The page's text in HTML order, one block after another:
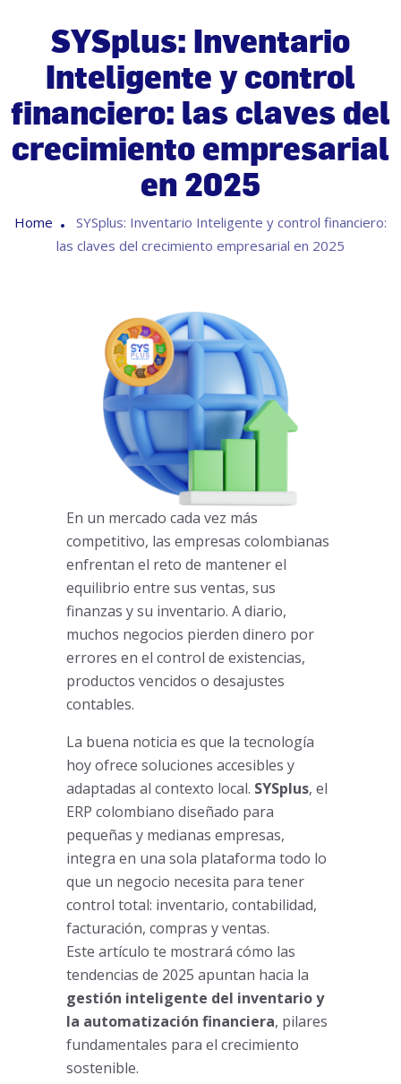
SYSplus: Inventario
Inteligente y control
financiero: las claves del
crecimiento empresarial
en 2025
Home
SYSplus: Inventario Inteligente y control financiero:
las claves del crecimiento empresarial en 2025
En un mercado cada vez más
competitivo, las empresas colombianas
enfrentan el reto de mantener el
equilibrio entre sus ventas, sus
finanzas y su inventario. A diario,
muchos negocios pierden dinero por
errores en el control de existencias,
productos vencidos o desajustes
contables.
La buena noticia es que la tecnología
hoy ofrece soluciones accesibles y
adaptadas al contexto local. SYSplus, el
ERP colombiano diseñado para
pequeñas y medianas empresas,
integra en una sola plataforma todo lo
que un negocio necesita para tener
control total: inventario, contabilidad,
facturación, compras y ventas.
Este artículo te mostrará cómo las
tendencias de 2025 apuntan hacia la
gestión inteligente del inventario y
la automatización financiera, pilares
fundamentales para el crecimiento
sostenible.